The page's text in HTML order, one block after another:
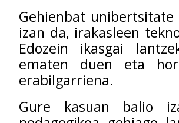
Gehienbat
izan da, irakasleen
Edozein ikasgai
ematen duen eta
erabilgarriena.
Gure kasuan balio